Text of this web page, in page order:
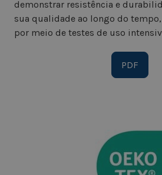
demonstrar resistência e
sua qualidade ao longo do
por meio de testes de uso
PDF